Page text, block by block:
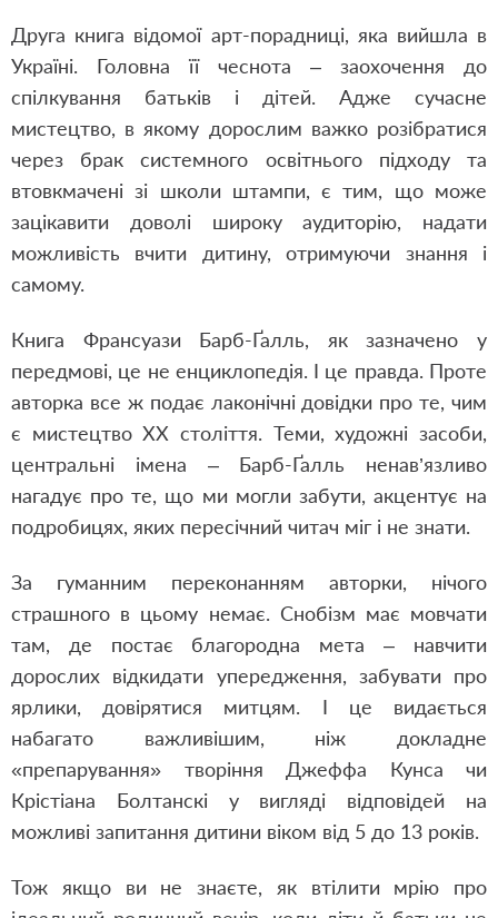
Друга книга відомої арт-порадниці, яка вийшла в
Україні. Головна її чеснота ‒ заохочення до
спілкування батьків і дітей. Адже сучасне
мистецтво, в якому дорослим важко розібратися
через брак системного освітнього підходу та
втовкмачені зі школи штампи, є тим, що може
зацікавити доволі широку аудиторію, надати
можливість вчити дитину, отримуючи знання і
самому.
Книга Франсуази Барб-Ґалль, як зазначено у
передмові, це не енциклопедія. І це правда. Проте
авторка все ж подає лаконічні довідки про те, чим
є мистецтво ХХ століття. Теми, художні засоби,
центральні імена ‒ Барб-Ґалль ненав’язливо
нагадує про те, що ми могли забути, акцентує на
подробицях, яких пересічний читач міг і не знати.
За гуманним переконанням авторки, нічого
страшного в цьому немає. Снобізм має мовчати
там, де постає благородна мета ‒ навчити
дорослих відкидати упередження, забувати про
ярлики, довірятися митцям. І це видається
набагато важливішим, ніж докладне
«препарування» творіння Джеффа Кунса чи
Крістіана Болтанскі у вигляді відповідей на
можливі запитання дитини віком від 5 до 13 років.
Тож якщо ви не знаєте, як втілити мрію про